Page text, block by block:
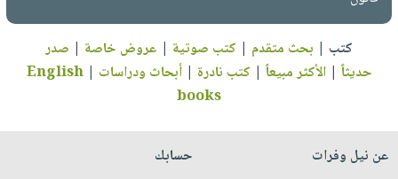
كتب | بحث متقدم | كتب صوتية | عروض خاصة | صدر
حديثاً |الأكثر مبيعاً | كتب نادرة |أبحاث ودراسات |
English
books
عن نيل وفرات
حسابك